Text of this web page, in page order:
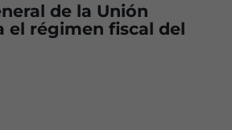
de la Unión
el régimen fiscal del